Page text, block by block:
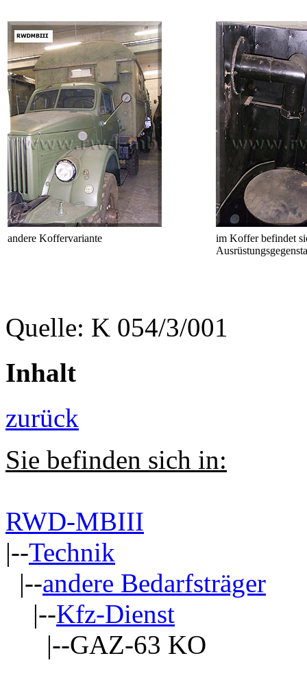
andere Koffervariante
im Koffer befindet
Quelle: K 054/3/001
Inhalt
zurück
Sie befinden sich in:
RWD-MBIII
|--Technik
|--andere Bedarfsträger
|--Kfz-Dienst
|--GAZ-63 KO